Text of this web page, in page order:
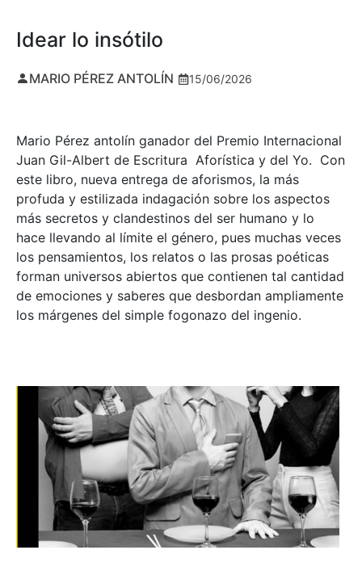
Idear lo insótilo
MARIO PÉREZ ANTOLÍN 15/06/2026
Mario Pérez antolín ganador del Premio Internacional
Juan Gil-Albert de Escritura Aforística y del Yo. Con
este libro, nueva entrega de aforismos, la más
profuda y estilizada indagación sobre los aspectos
más secretos y clandestinos del ser humano y lo
hace llevando al límite el género, pues muchas veces
los pensamientos, los relatos o las prosas poéticas
forman universos abiertos que contienen tal cantidad
de emociones y saberes que desbordan ampliamente
los márgenes del simple fogonazo del ingenio.